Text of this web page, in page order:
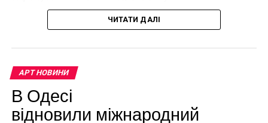
впевнений, що Бенксі
усвідомлює
непередбачувані
наслідки для власників
будинків. Якби ми
могли повернути час
ЧИТАТИ ДАЛІ
АРТ НОВИНИ
В Одесі
відновили міжнародний